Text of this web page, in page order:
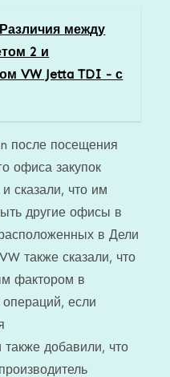
Различия между
2 и
VW Jetta TDI - с
после посещения
офиса закупок
сказали, что им
другие офисы в
в Дели
также сказали, что
фактором в
если
также добавили, что